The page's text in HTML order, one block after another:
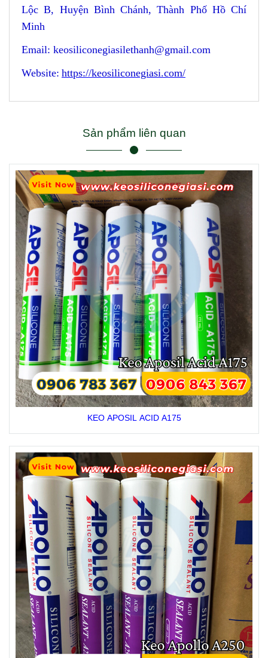
Lộc B, Huyện Bình Chánh, Thành Phố Hồ Chí
Minh
Email: keosiliconegiasilethanh@gmail.com
Website: https://keosiliconegiasi.com/
Sản phẩm liên quan
KEO APOSIL ACID A175